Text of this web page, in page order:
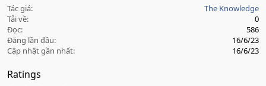
Tác giả
The Knowledge
Tải về
0
Đọc
586
Đăng lần đầu
16/6/23
Cập nhật gần nhất
16/6/23
Ratings